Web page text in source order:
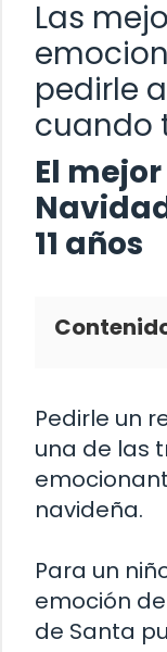
Las
pedirle
cuando
El
11 años
Pedirle un
una de las
navideña.
Para un
emoción
de Santa